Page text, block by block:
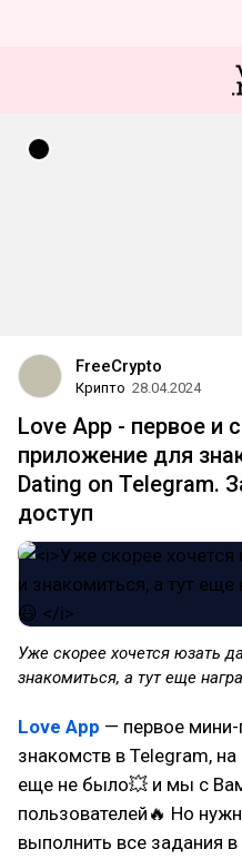
FreeCrypto
Крипто 28.04.2024
Love App - первое и
приложение для
Dating on Telegram.
доступ
Уже скорее хочется юзать
знакомиться, а тут еще
Love App — первое
знакомств в Telegram,
еще не было💥 и мы с
пользователей🔥 Но
выполнить все задания в